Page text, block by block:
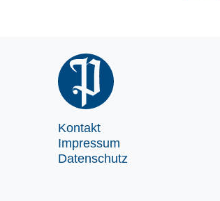
Kontakt
Impressum
Datenschutz